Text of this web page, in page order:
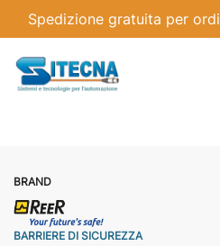
Spedizione gratuita per
BARRIERE DI SICUREZZA
BRAND